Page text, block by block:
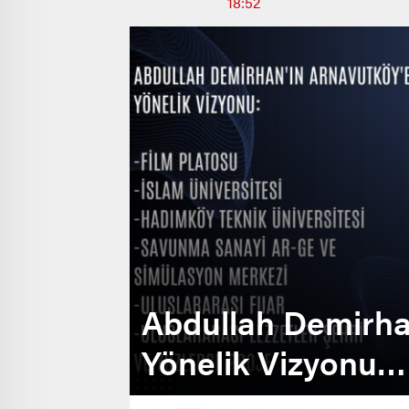
Abdullah
Yönelik Vizyonu…